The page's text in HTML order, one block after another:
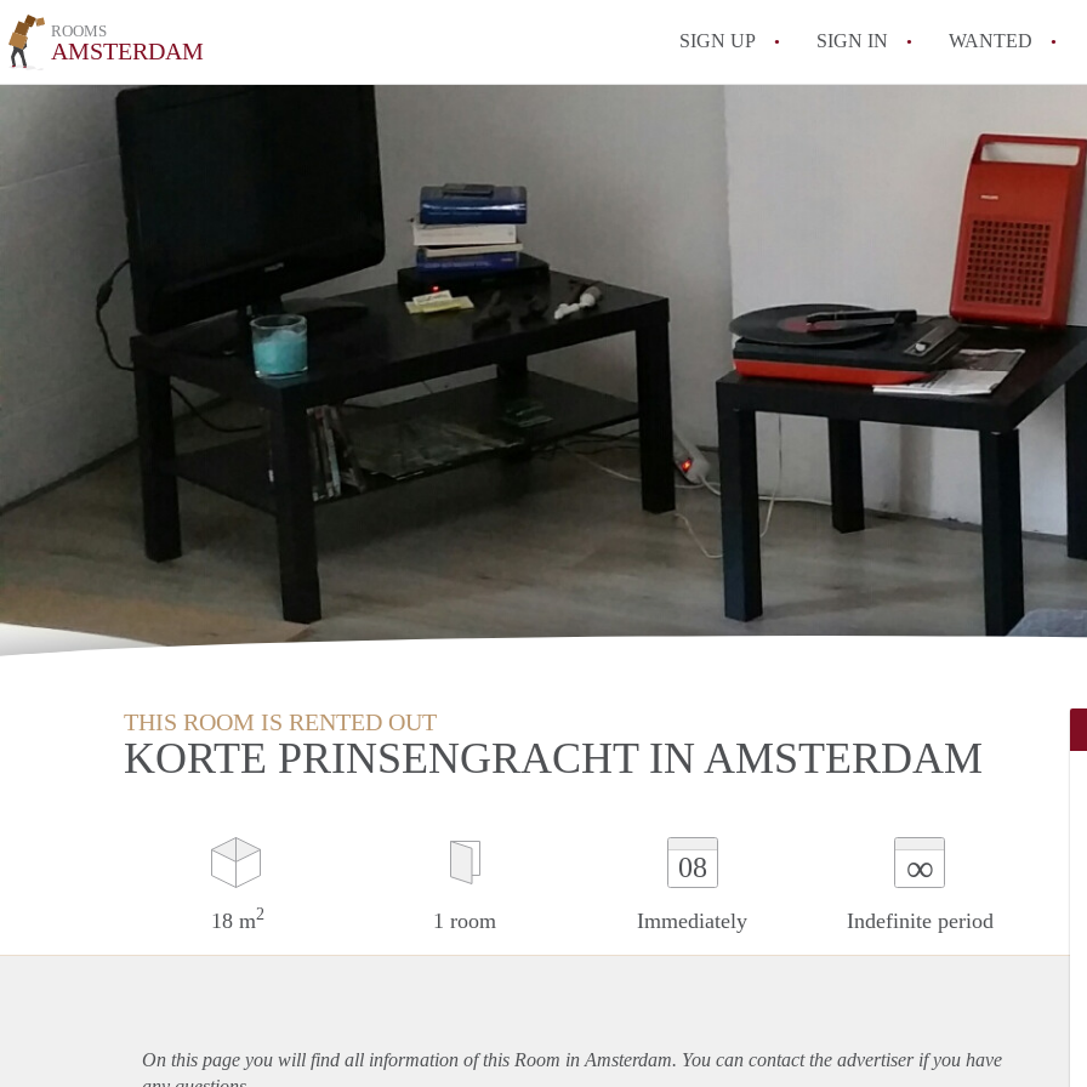
ROOMS
AMSTERDAM SIGN UP SIGN IN WANTED
THIS ROOM IS RENTED OUT
KORTE PRINSENGRACHT IN AMSTERDAM
18 m2 1 room
08
Immediately
∞
Indefinite period
On this page you will find all information of this Room in Amsterdam. You can contact the advertiser if you have